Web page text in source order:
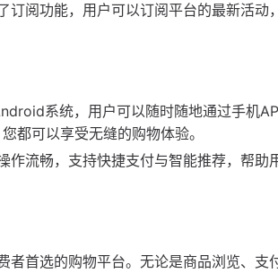
阅功能，用户可以订阅平台的最新活动
系统，用户可以随时随地通过手机
都可以享受无缝的购物体验。
流畅，支持快捷支付与智能推荐，帮助
首选的购物平台。无论是商品浏览、支